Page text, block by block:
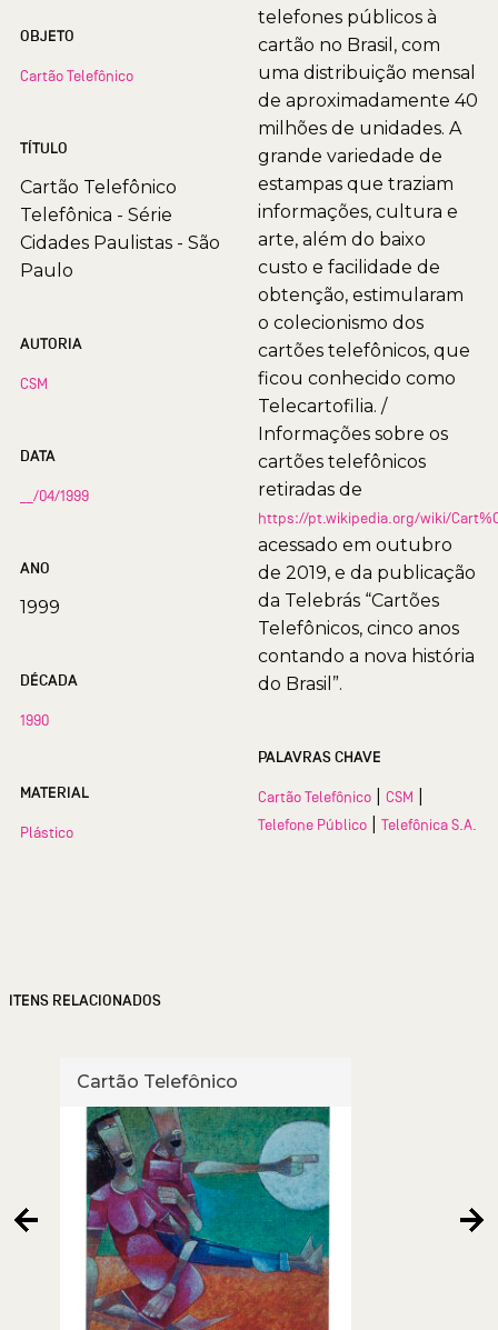
OBJETO
Cartão Telefônico
TÍTULO
Cartão Telefônico
Telefônica - Série
Cidades Paulistas - São
Paulo
AUTORIA
CSM
DATA
__/04/1999
ANO
1999
DÉCADA
1990
MATERIAL
Plástico
telefones públicos à
cartão no Brasil, com
uma distribuição mensal
de aproximadamente 40
milhões de unidades. A
grande variedade de
estampas que traziam
informações, cultura e
arte, além do baixo
custo e facilidade de
obtenção, estimularam
o colecionismo dos
cartões telefônicos, que
ficou conhecido como
Telecartofilia. /
Informações sobre os
cartões telefônicos
retiradas de
https://pt.wikipedia.org/wiki/
acessado em outubro
de 2019, e da publicação
da Telebrás “Cartões
Telefônicos, cinco anos
contando a nova história
do Brasil”.
PALAVRAS CHAVE
Cartão Telefônico CSM
Telefone Público Telefônica S.A.
ITENS RELACIONADOS
Cartão Telefônico